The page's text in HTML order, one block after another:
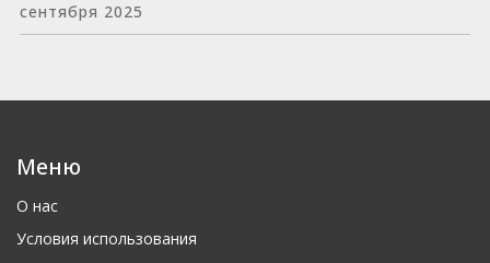
сентября 2025
Меню
О нас
Условия использования